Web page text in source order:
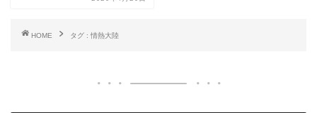
HOME タグ : 情熱大陸